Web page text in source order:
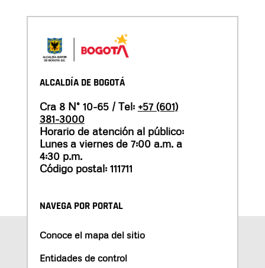
ALCALDÍA DE BOGOTÁ
Cra 8 N° 10-65 / Tel: +57 (601)
381-3000
Horario de atención al público:
Lunes a viernes de 7:00 a.m. a
4:30 p.m.
Código postal: 111711
NAVEGA POR PORTAL
Conoce el mapa del sitio
Entidades de control